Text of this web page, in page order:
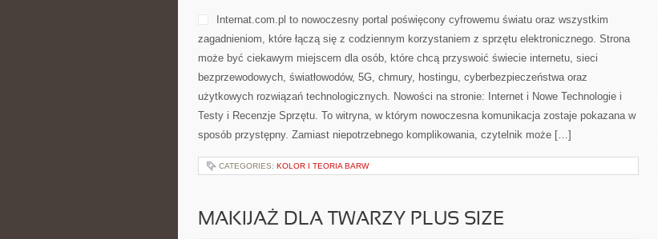
W
INTERNECIE
Internat.com.pl to nowoczesny portal poświęcony cyfrowemu światu oraz wszystkim
zagadnieniom, które łączą się z codziennym korzystaniem z sprzętu elektronicznego. Strona
może być ciekawym miejscem dla osób, które chcą przyswoić świecie internetu, sieci
bezprzewodowych, światłowodów, 5G, chmury, hostingu, cyberbezpieczeństwa oraz
użytkowych rozwiązań technologicznych. Nowości na stronie: Internet i Nowe Technologie i
Testy i Recenzje Sprzętu. To witryna, w którym nowoczesna komunikacja zostaje pokazana w
sposób przystępny. Zamiast niepotrzebnego komplikowania, czytelnik może […]
CATEGORIES: KOLOR I TEORIA BARW
MAKIJAŻ DLA TWARZY PLUS SIZE